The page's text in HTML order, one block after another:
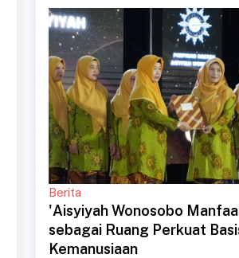
Berita
'Aisyiyah Wonosobo
sebagai Ruang Perkuat
Kemanusiaan